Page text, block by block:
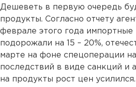
Дешеветь в первую очередь
продукты. Согласно отчету
феврале этого года импортные
подорожали на 15 – 20%,
марте на фоне спецоперации
последствий в виде санкций и
на продукты рост цен